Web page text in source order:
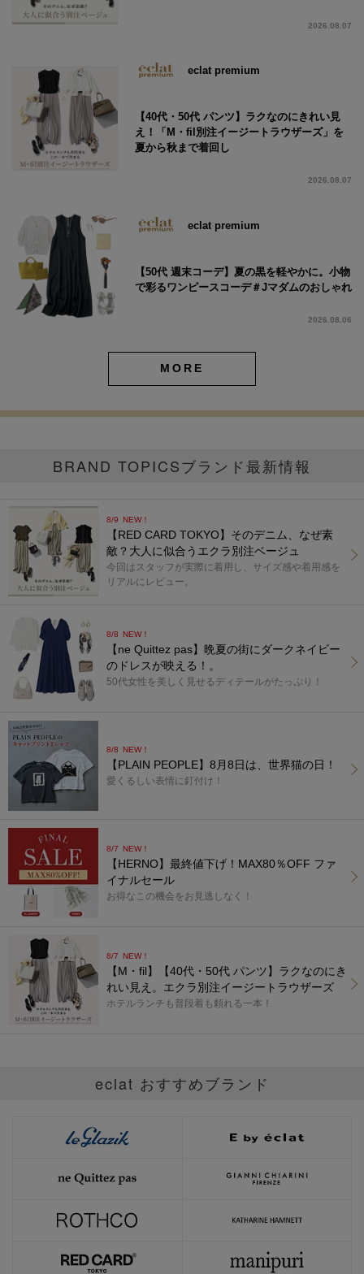
2026.08.07
eclat premium
【40代・50代 パンツ】ラクなのにきれい見
え！「M・fil別注イージートラウザーズ」を
夏から秋まで着回し
2026.08.07
eclat premium
【50代 週末コーデ】夏の黒を軽やかに。小物
で彩るワンピースコーデ＃Jマダムのおしゃれ
2026.08.06
MORE
BRAND TOPICSブランド最新情報
8/9 NEW！
【RED CARD TOKYO】そのデニム、なぜ素
敵？大人に似合うエクラ別注ベージュ
今回はスタッフが実際に着用し、サイズ感や着用感を
リアルにレビュー。
8/8 NEW！
【ne Quittez pas】晩夏の街にダークネイビー
のドレスが映える！。
50代女性を美しく見せるディテールがたっぷり！
8/8 NEW！
【PLAIN PEOPLE】8月8日は、世界猫の日！
愛くるしい表情に釘付け！
8/7 NEW！
【HERNO】最終値下げ！MAX80％OFF ファ
イナルセール
お得なこの機会をお見逃しなく！
8/7 NEW！
【M・fil】【40代・50代 パンツ】ラクなのにき
れい見え。エクラ別注イージートラウザーズ
ホテルランチも普段着も頼れる一本！
eclat おすすめブランド